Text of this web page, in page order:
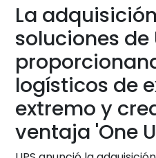
La
soluciones de
logísticos de
extremo y
ventaja 'One